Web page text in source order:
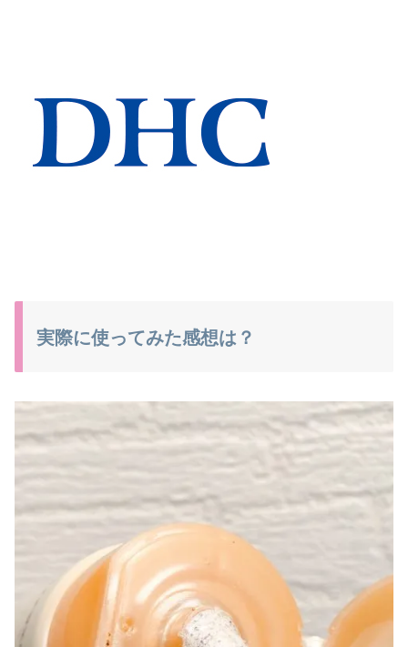
実際に使ってみた感想は？